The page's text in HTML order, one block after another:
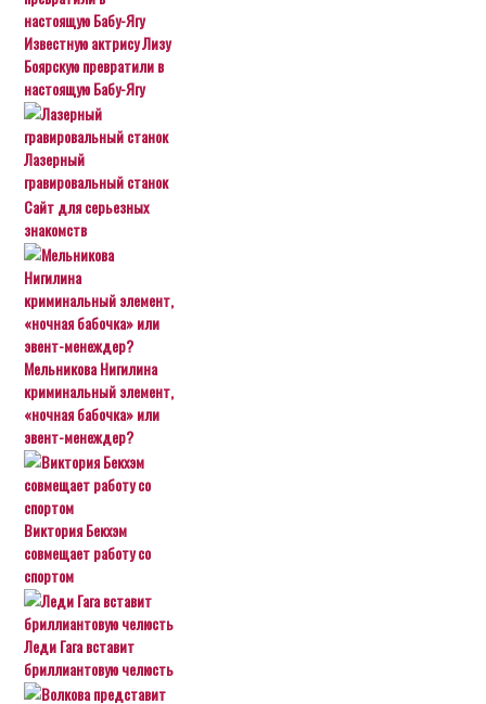
Известную актрису Лизу
Боярскую превратили в
настоящую Бабу-Ягу
Лазерный
гравировальный станок
Сайт для серьезных
знакомств
Мельникова Нигилина
криминальный элемент,
«ночная бабочка» или
эвент-менеждер?
Виктория Бекхэм
совмещает работу со
спортом
Леди Гага вставит
бриллиантовую челюсть